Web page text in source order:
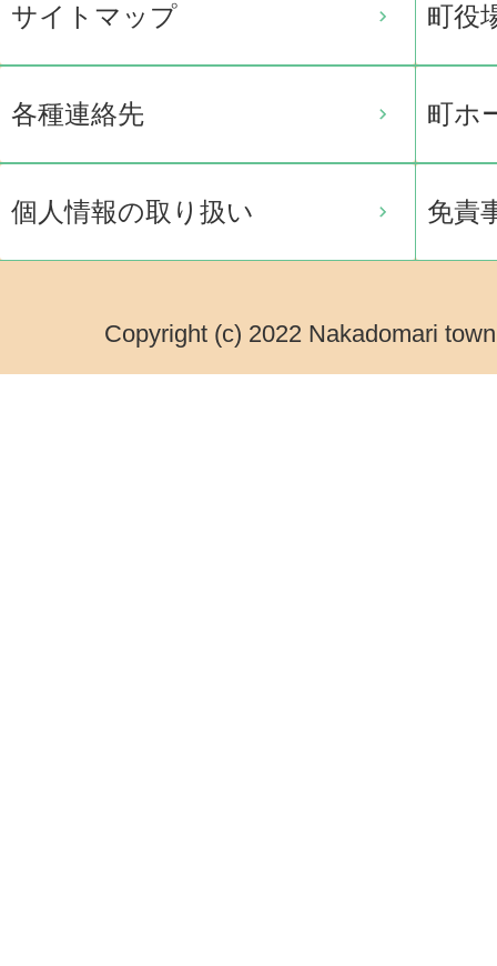
サイトマップ 町役
各種連絡先 町ホ
個人情報の取り扱い 免責
Copyright (c) 2022 Nakadomari